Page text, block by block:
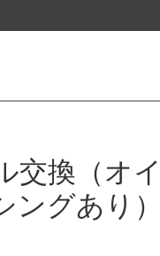
交換（オ
ングあり